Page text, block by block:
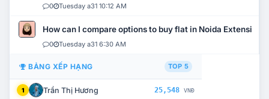
0 Tuesday a31 10:12 AM
How can I compare options to buy flat in Noida Extension?
0 Tuesday a31 6:30 AM
BẢNG XẾP HẠNG TOP 5
1 Trần Thị Hương 25,548 VNĐ